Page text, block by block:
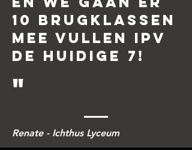
10 brugklassen
mee vullen ipv
de huidige 7!
"
Renate - Ichthus Lyceum